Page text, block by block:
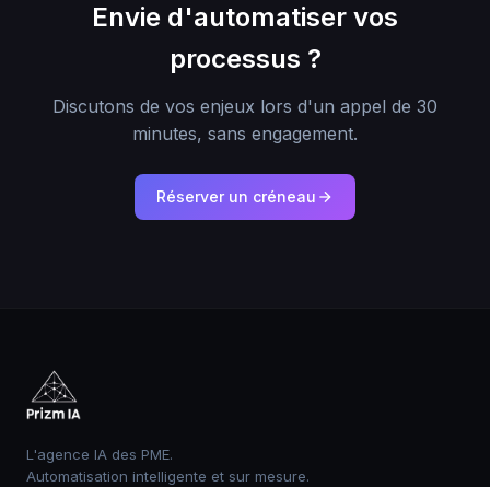
Envie d'automatiser vos
processus ?
Discutons de vos enjeux lors d'un appel de 30
minutes, sans engagement.
Réserver un créneau
L'agence IA des PME.
Automatisation intelligente et sur mesure.